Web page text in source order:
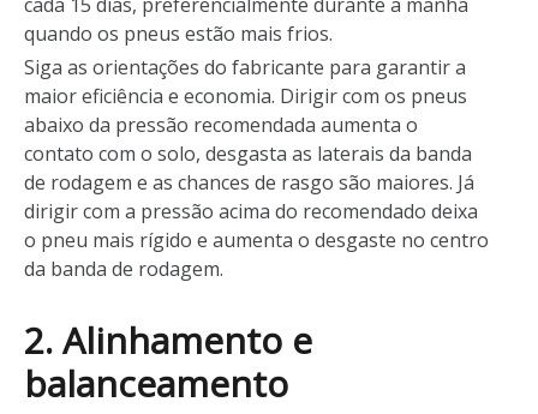
quando os pneus estão mais frios.
Siga as orientações do fabricante para garantir a
maior eficiência e economia. Dirigir com os pneus
abaixo da pressão recomendada aumenta o
contato com o solo, desgasta as laterais da banda
de rodagem e as chances de rasgo são maiores. Já
dirigir com a pressão acima do recomendado deixa
o pneu mais rígido e aumenta o desgaste no centro
da banda de rodagem.
2. Alinhamento e
balanceamento